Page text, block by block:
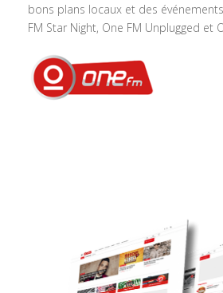
bons plans locaux et des
FM Star Night, One FM Unplugged et